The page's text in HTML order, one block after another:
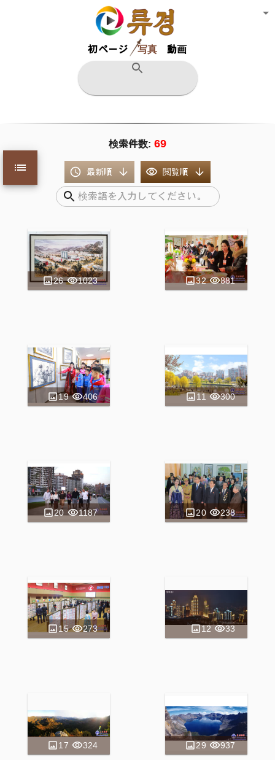
初ページ 写真 動画
検索件数: 69
最新順 閲覧順
金日成
26 1023 32 881
19 406 11 300
20 1187 20 238
15 273 12 33
17 324 29 937